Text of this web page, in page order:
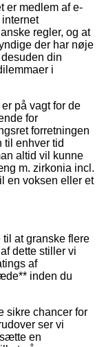
er medlem af e-
regler, og at
der har nøje
din
i
på vagt for de
for
forretningen
til enhver tid
altid vil kunne
m. zirkonia incl.
en voksen eller et
at granske flere
dette stiller vi
af
inden du
sikre chancer for
ser vi
en